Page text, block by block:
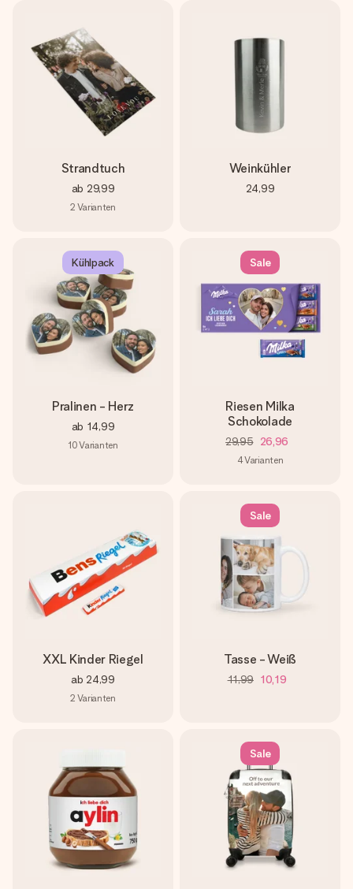
Strandtuch
ab 29,99
2 Varianten
Weinkühler
24,99
Kühlpack
Pralinen - Herz
ab 14,99
10Varianten
Sale
Riesen Milka
Schokolade
29,95 26,96
4Varianten
XXL Kinder Riegel
ab 24,99
2 Varianten
Sale
Tasse - Weiß
11,99 10,19
Sale